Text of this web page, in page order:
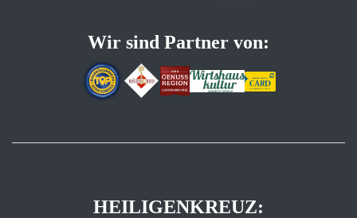
Wir sind Partner von:
HEILIGENKREUZ: